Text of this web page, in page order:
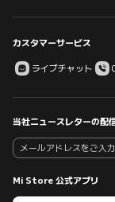
カスタマーサービス
ライブチャット
当社ニュースレターの配
Mi Store 公式アプリ